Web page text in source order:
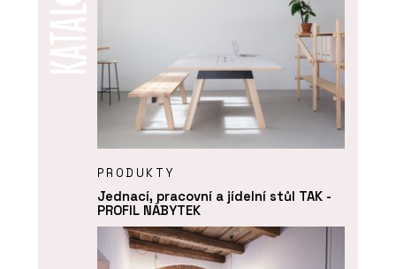
PRODUKTY
Jednací, pracovní a jídelní stůl TAK -
PROFIL NÁBYTEK